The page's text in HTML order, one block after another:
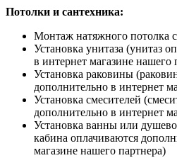
Потолки и сантехника:
Монтаж натяжного потолка
Установка унитаза (унитаз
в интернет магазине нашего
Установка раковины
дополнительно в интернет
Установка смесителей
дополнительно в интернет
Установка ванны или
кабина оплачиваются
магазине нашего партнера)